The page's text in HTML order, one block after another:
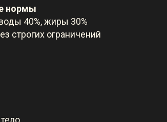
нормы
40%, жиры 30%
строгих ограничений